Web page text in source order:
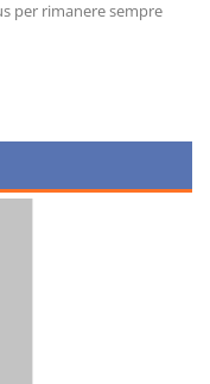
per rimanere sempre